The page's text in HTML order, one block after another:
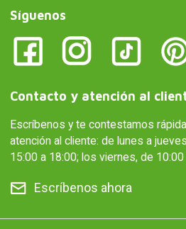
Síguenos
Contacto y atención al
Escríbenos y te contestamos
atención al cliente: de lunes a
15:00 a 18:00; los viernes, de 10:00
Escríbenos ahora